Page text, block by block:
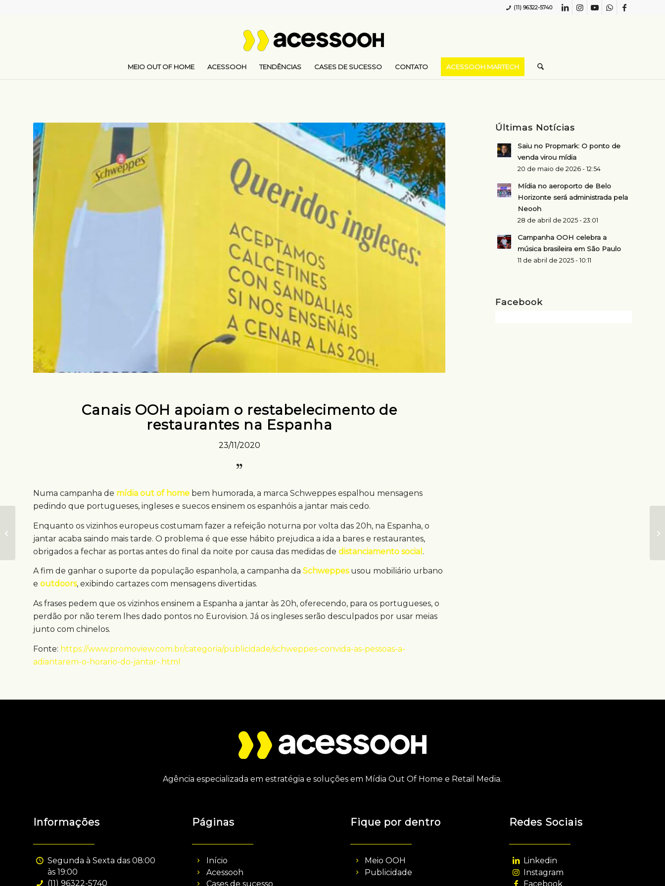
(11) 96322-5740
MEIO OUT OF HOME ACESSOOH TENDÊNCIAS CASES DE SUCESSO CONTATO ACESSOOH MARTECH
Canais OOH apoiam o restabelecimento de
restaurantes na Espanha
23/11/2020
Numa campanha de mídia out of home bem humorada, a marca Schweppes espalhou mensagens
pedindo que portugueses, ingleses e suecos ensinem os espanhóis a jantar mais cedo.
Enquanto os vizinhos europeus costumam fazer a refeição noturna por volta das 20h, na Espanha, o
jantar acaba saindo mais tarde. O problema é que esse hábito prejudica a ida a bares e restaurantes,
obrigados a fechar as portas antes do final da noite por causa das medidas de distanciamento social .
A fim de ganhar o suporte da população espanhola, a campanha da Schweppesusou mobiliário urbano
e outdoors, exibindo cartazes com mensagens divertidas.
As frases pedem que os vizinhos ensinem a Espanha a jantar às 20h, oferecendo, para os portugueses, o
perdão por não terem lhes dado pontos no Eurovision. Já os ingleses serão desculpados por usar meias
junto com chinelos.
Fonte: https://www.promoview.com.br/categoria/publicidade/schweppes-convida-as-pessoas-a-
adiantarem-o-horario-do-jantar-.html
Últimas Notícias
Saiu no Propmark: O ponto de
venda virou mídia
20 de maio de 2026 - 12:54
Mídia no aeroporto de Belo
Horizonte será administrada pela
Neooh
28 de abril de 2025 - 23:01
Campanha OOH celebra a
música brasileira em São Paulo
11 de abril de 2025 - 10:11
Facebook
Agência especializada em estratégia e soluções em Mídia Out Of Home e Retail Media.
Informações
Segunda à Sexta das 08:00
às 19:00
(11) 96322-5740
Páginas
Início
Acessooh
Cases de sucesso
Fique por dentro
Meio OOH
Publicidade
Redes Sociais
Linkedin
Instagram
Facebook
Disney Plus tem
projeções no Morro
do Pão de Açúcar